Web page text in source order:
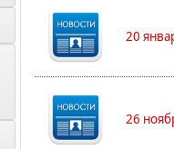
20
26